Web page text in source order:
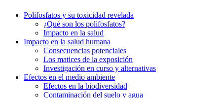
Polifosfatos y su toxicidad‍ revelada
¿Qué son los polifosfatos?
Impacto en la salud
Impacto en la salud humana
Consecuencias potenciales
Los matices de la exposición
Investigación en curso y alternativas
Efectos en el medio ambiente
Efectos‌ en la biodiversidad
Contaminación del‍ suelo ⁤y agua